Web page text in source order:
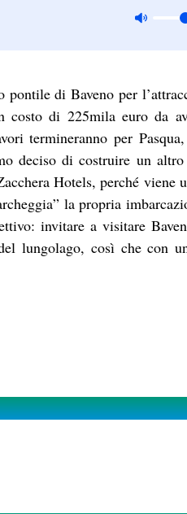
di Baveno per
costo di 225mila euro da
termineranno per
deciso di costruire un
Hotels, perché viene
la propria
invitare a visitare
lungolago, così che con